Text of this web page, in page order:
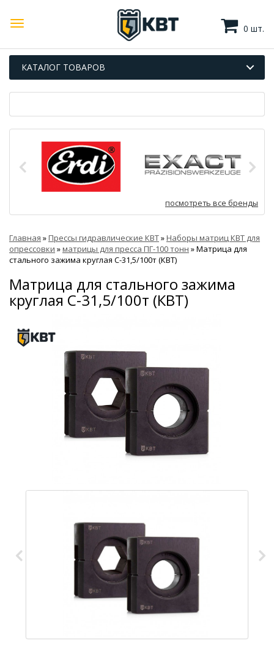
0 шт.
КАТАЛОГ ТОВАРОВ
посмотреть все бренды
Главная »Прессы гидравлические КВТ»Наборы матриц КВТ для
опрессовки »матрицы для пресса ПГ-100 тонн »Матрица для
стального зажима круглая С-31,5/100т (КВТ)
Матрица для стального зажима
круглая С-31,5/100т (КВТ)